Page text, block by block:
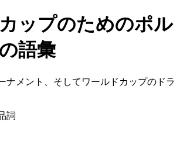
ップのためのポル
語彙
ナメント、そしてワールドカップのドラ
詞